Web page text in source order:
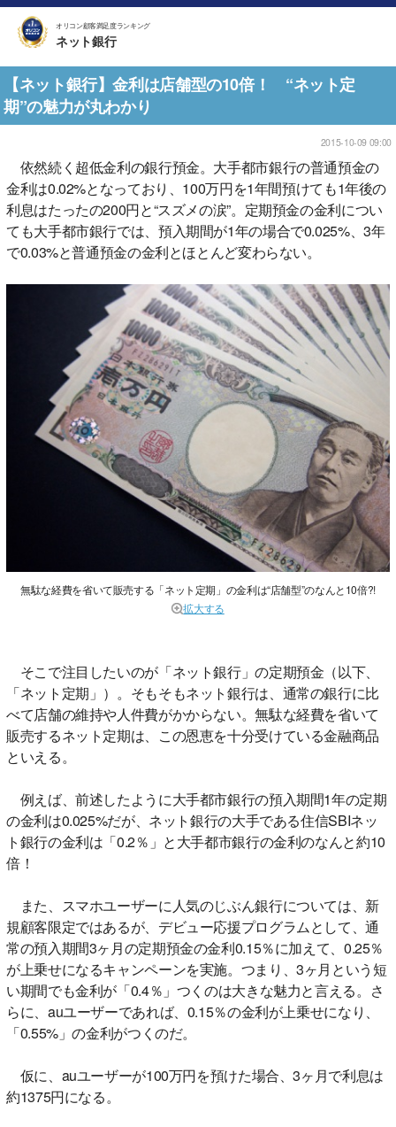
オリコン顧客満足度ランキング
ネット銀行
【ネット銀行】金利は店舗型の10倍！ “ネット定
期”の魅力が丸わかり
2015-10-09 09:00
依然続く超低金利の銀行預金。大手都市銀行の普通預金の
金利は0.02%となっており、100万円を1年間預けても1年後の
利息はたったの200円と“スズメの涙”。定期預金の金利につい
ても大手都市銀行では、預入期間が1年の場合で0.025%、3年
で0.03%と普通預金の金利とほとんど変わらない。
無駄な経費を省いて販売する「ネット定期」の金利は“店舗型”のなんと10倍?!
拡大する
そこで注目したいのが「ネット銀行」の定期預金（以下、
「ネット定期」）。そもそもネット銀行は、通常の銀行に比
べて店舗の維持や人件費がかからない。無駄な経費を省いて
販売するネット定期は、この恩恵を十分受けている金融商品
といえる。
例えば、前述したように大手都市銀行の預入期間1年の定期
の金利は0.025%だが、ネット銀行の大手である住信SBIネッ
ト銀行の金利は「0.2％」と大手都市銀行の金利のなんと約10
倍！
また、スマホユーザーに人気のじぶん銀行については、新
規顧客限定ではあるが、デビュー応援プログラムとして、通
常の預入期間3ヶ月の定期預金の金利0.15％に加えて、0.25％
が上乗せになるキャンペーンを実施。つまり、3ヶ月という短
い期間でも金利が「0.4％」つくのは大きな魅力と言える。さ
らに、auユーザーであれば、0.15％の金利が上乗せになり、
「0.55%」の金利がつくのだ。
仮に、auユーザーが100万円を預けた場合、3ヶ月で利息は
約1375円になる。